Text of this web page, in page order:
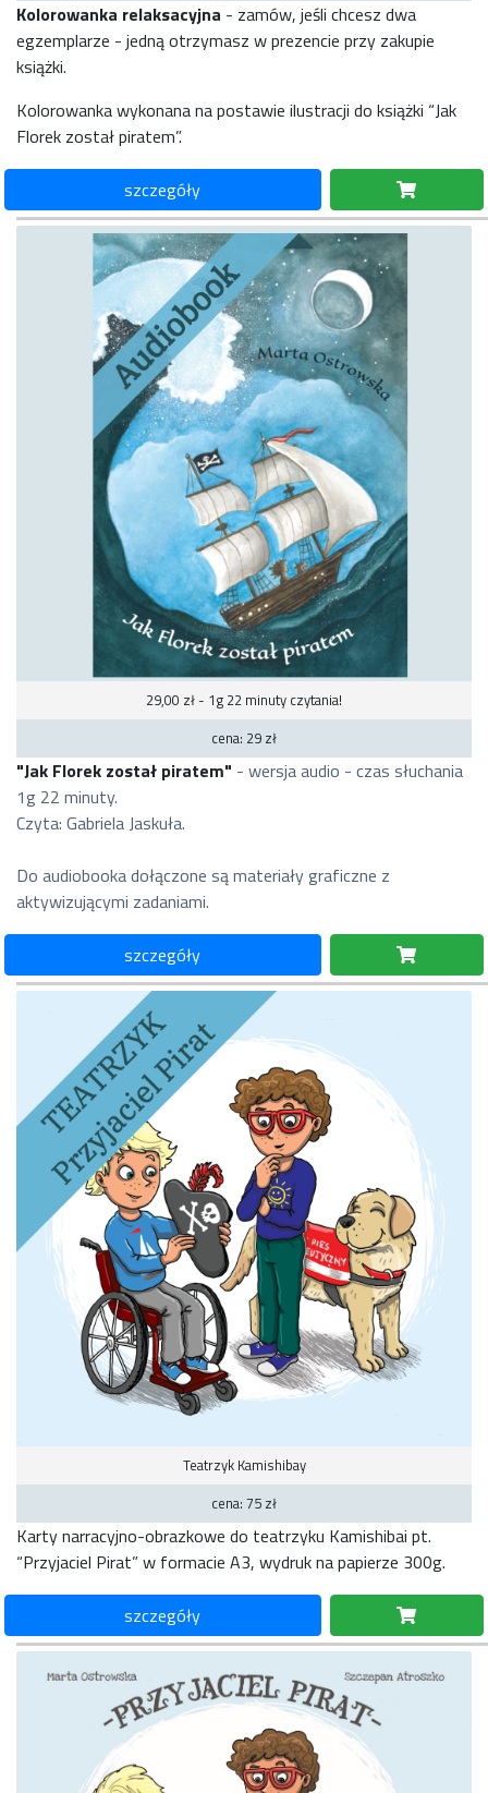
Kolorowanka relaksacyjna - zamów, jeśli chcesz dwa
egzemplarze - jedną otrzymasz w prezencie przy zakupie
książki.
Kolorowankawykonana na postawie ilustracji do książki “Jak
Florek został piratem”.
szczegóły
29,00 zł - 1g 22 minuty czytania!
cena: 29 zł
"Jak Florek został piratem" - wersja audio - czas słuchania
1g 22 minuty.
Czyta: Gabriela Jaskuła.
Do audiobooka dołączone są materiały graficzne z
aktywizującymi zadaniami.
szczegóły
Teatrzyk Kamishibay
cena: 75 zł
Karty narracyjno-obrazkowe do teatrzyku Kamishibai pt.
“Przyjaciel Pirat” w formacie A3, wydruk na papierze 300g.
szczegóły